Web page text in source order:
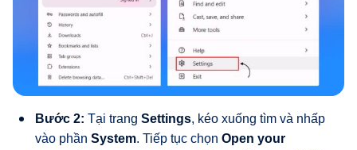
Bước 2: Tại trang Settings, kéo xuống tìm và nhấp
vào phần System. Tiếp tục chọn Open your